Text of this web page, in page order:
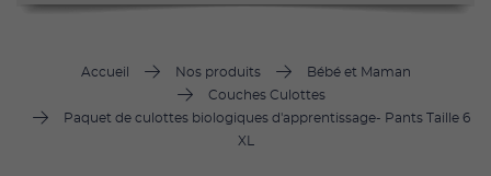
Accueil Nos produits
Bébé et Maman
Couches Culottes
Paquet de culottes biologiques d'apprentissage- Pants Taille 6
XL